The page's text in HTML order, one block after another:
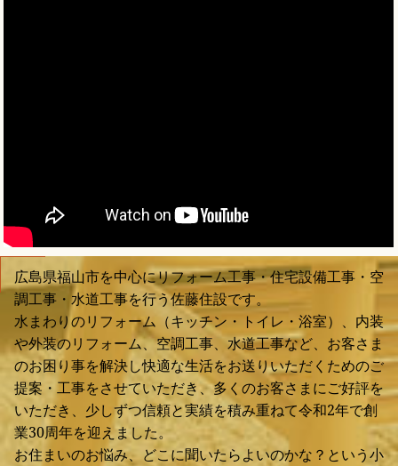
広島県福山市を中心にリフォーム工事・住宅設備工事・空
調工事・水道工事を行う佐藤住設です。
水まわりのリフォーム（キッチン・トイレ・浴室）、内装
や外装のリフォーム、空調工事、水道工事など、お客さま
のお困り事を解決し快適な生活をお送りいただくためのご
提案・工事をさせていただき、多くのお客さまにご好評を
いただき、少しずつ信頼と実績を積み重ねて令和2年で創
業30周年を迎えました。
お住まいのお悩み、どこに聞いたらよいのかな？という小